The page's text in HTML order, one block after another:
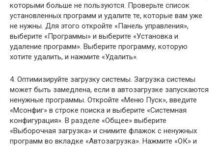
которыми больше не пользуются. Проверьте список
установленных программ и удалите те, которые вам уже
не нужны. Для этого откройте «Панель управления»,
выберите «Программы» и выберите «Установка и
удаление программ». Выберите программу, которую
хотите удалить, и нажмите «Удалить».
4. Оптимизируйте загрузку системы. Загрузка системы
может быть замедлена, если в автозагрузке запускаются
ненужные программы. Откройте «Меню Пуск», введите
«Мсонфиг» в строке поиска и выберите «Системная
конфигурация». В разделе «Общее» выберите
«Выборочная загрузка» и снимите флажок с ненужных
программ во вкладке «Автозагрузка». Нажмите «ОК» и